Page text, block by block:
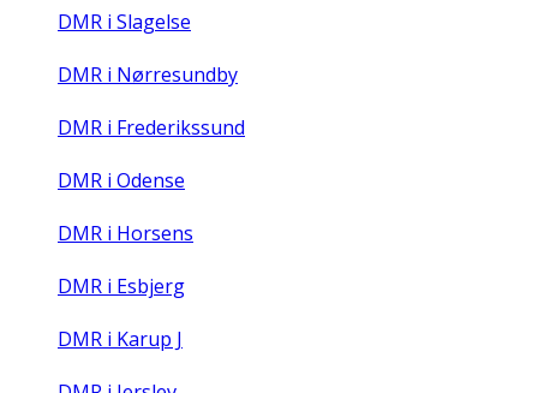
DMR i Slagelse
DMR i Nørresundby
DMR i Frederikssund
DMR i Odense
DMR i Horsens
DMR i Esbjerg
DMR i Karup J